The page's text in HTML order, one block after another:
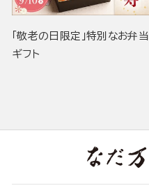
「敬老の日限定」特別なお弁当
ギフト